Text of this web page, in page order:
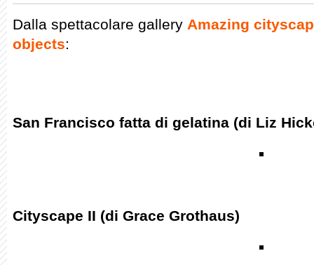
Dalla spettacolare gallery Amazing
objects:
San Francisco fatta di gelatina (di Liz
Cityscape II (di Grace Grothaus)